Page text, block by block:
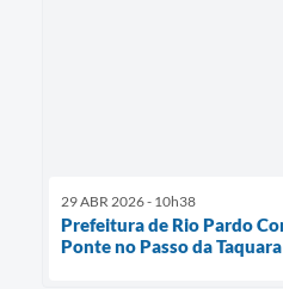
29 ABR 2026 - 10h38
Prefeitura de Rio Pardo
Ponte no Passo da Taquara